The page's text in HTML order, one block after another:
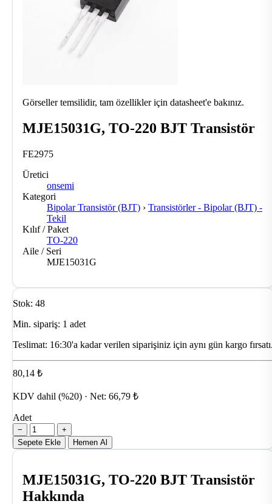
Görseller temsilidir, tam özellikler için datasheet'e bakınız.
MJE15031G, TO-220 BJT Transistör
FE2975
Üretici
onsemi
Kategori
Bipolar Transistör (BJT) › Transistörler - Bipolar (BJT) -
Tekil
Kılıf / Paket
TO-220
Aile / Seri
MJE15031G
Stok: 48
Min. sipariş: 1 adet
Teslimat: 16:30'a kadar verilen siparişiniz için aynı gün kargo
80,14 ₺
KDV dahil (%20) · Net: 66,79 ₺
Adet
−
+
Sepete Ekle
Hemen Al
MJE15031G, TO-220 BJT Transistör
Hakkında